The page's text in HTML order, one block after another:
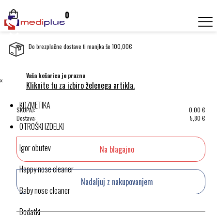
0
Do brezplačne dostave ti manjka še 100,00€
Vaša košarica je prazna
Kliknite tu za izbiro želenega artikla.
SKUPAJ: 0,00 €
Dostava:
5,80 €
Na blagajno
Nadaljuj z nakupovanjem
ˣ
KOZMETIKA
OTROŠKI IZDELKI
Igor obutev
Happy nose cleaner
Baby nose cleaner
Dodatki